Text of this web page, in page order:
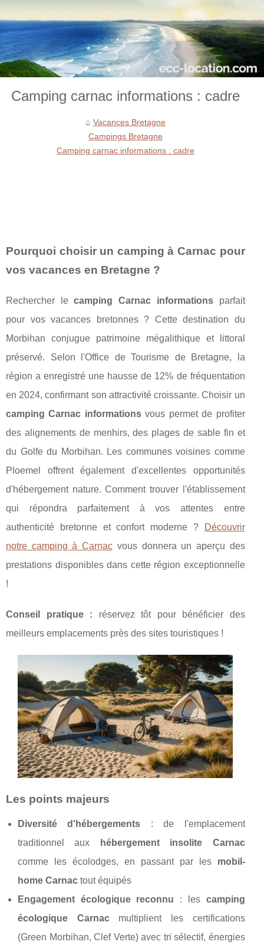
Camping carnac informations : cadre
Vacances Bretagne
Campings Bretagne
Camping carnac informations : cadre
Pourquoi choisir un camping à Carnac pour
vos vacances en Bretagne ?
Rechercher lecamping Carnac informationsparfait
pour vos vacances bretonnes ? Cette destination du
Morbihan conjugue patrimoine mégalithique et littoral
préservé. Selon l'Office de Tourisme de Bretagne, la
région a enregistré une hausse de 12% de fréquentation
en 2024, confirmant son attractivité croissante. Choisir un
camping Carnac informationsvous permet de profiter
des alignements de menhirs, des plages de sable fin et
du Golfe du Morbihan. Les communes voisines comme
Ploemel offrent également d'excellentes opportunités
d'hébergement nature. Comment trouver l'établissement
qui répondra parfaitement à vos attentes entre
authenticité bretonne et confort moderne ?
Découvrir
notre camping à Carnac vous donnera un aperçu des
prestations disponibles dans cette région exceptionnelle
!
Conseil pratique : réservez tôt pour bénéficier des
meilleurs emplacements près des sites touristiques !
Les points majeurs
Diversité d'hébergements : de l'emplacement
traditionnel aux
hébergement insolite Carnac
comme les écolodges, en passant par les mobil-
home Carnac tout équipés
Engagement écologique reconnu : les camping
écologique Carnacmultiplient les certifications
(Green Morbihan, Clef Verte) avec tri sélectif, énergies